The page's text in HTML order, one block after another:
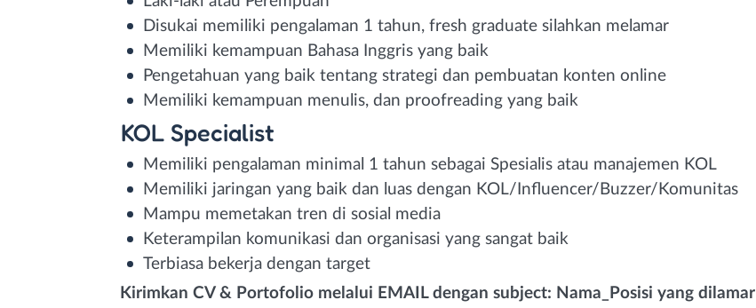
Disukai memiliki pengalaman 1 tahun, fresh graduate silahkan melamar
Memiliki kemampuan Bahasa Inggris yang baik
Pengetahuan yang baik tentang strategi dan pembuatan konten online
Memiliki kemampuan menulis, dan proofreading yang baik
KOL Specialist
Memiliki pengalaman minimal 1 tahun sebagai Spesialis atau manajemen KOL
Memiliki jaringan yang baik dan luas dengan KOL/Influencer/Buzzer/Komunitas
Mampu memetakan tren di sosial media
Keterampilan komunikasi dan organisasi yang sangat baik
Terbiasa bekerja dengan target
Kirimkan CV & Portofolio melalui EMAIL dengan subject: Nama_Posisi yang dilamar